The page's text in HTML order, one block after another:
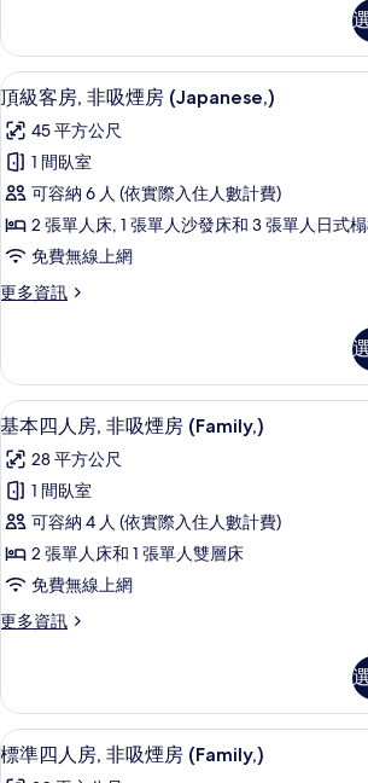
房
(Japanese)
的
所
有
相
片
客
房,
非
吸
煙
房
(Japanese)
的
詳
情
顯
示
頂
級
客
房,
吸
房
(Japanese,)
的
所
有
相
片
頂級客房,
12
頂級客房, 非吸煙房 (Japanese,)
45 平方公尺
1 間臥室
可容納 6 人 (依實際入住人數計費)
2 張單人床, 1 張單人沙發床和 3 張單人日式
免費無線上網
更多資訊
更
客
房,
非
煙
房
(Japanese,)
的
詳
情
顯
示
基
本
四
人
非
煙
房
(Family,)
基本四人房,
14
基本四人房, 非吸煙房 (Family,)
28 平方公尺
1 間臥室
可容納 4 人 (依實際入住人數計費)
2 張單人床和 1 張單人雙層床
免費無線上網
更多資訊
更
四
人
房,
顯
示
羽絨被、客
14
標準四人房, 非吸煙房 (Family,)